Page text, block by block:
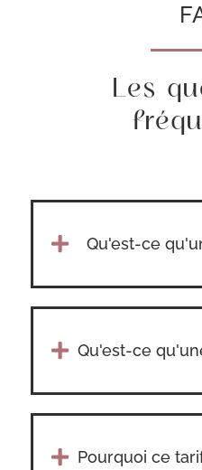
Les
 Qu'est-ce
 Qu'est-ce
 Pourquoi ce